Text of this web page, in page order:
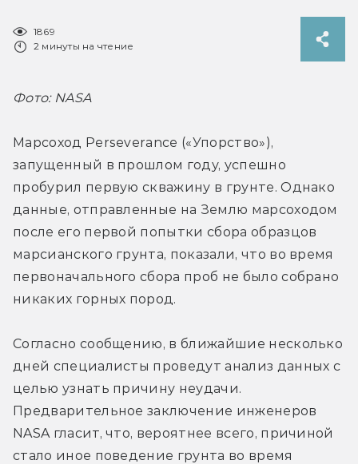
1869
2 минуты на чтение
Фото: NASA
Марсоход Perseverance («Упорство»),
запущенный в прошлом году, успешно
пробурил первую скважину в грунте. Однако
данные, отправленные на Землю марсоходом
после его первой попытки сбора образцов
марсианского грунта, показали, что во время
первоначального сбора проб не было собрано
никаких горных пород.
Согласно сообщению, в ближайшие несколько
дней специалисты проведут анализ данных с
целью узнать причину неудачи.
Предварительное заключение инженеров
NASA гласит, что, вероятнее всего, причиной
стало иное поведение грунта во время